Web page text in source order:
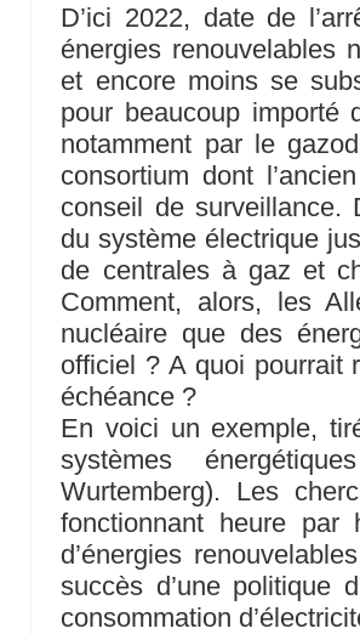
D’ici 2022, date de
énergies renouvelables
et encore moins se
pour beaucoup importé
notamment par le
consortium dont
conseil de surveillance.
du système électrique
de centrales à gaz et
Comment, alors, les
nucléaire que des
officiel ? A quoi pourrait
échéance ?
En voici un exemple,
systèmes
Wurtemberg). Les
fonctionnant heure
d’énergies
succès d’une politique
consommation